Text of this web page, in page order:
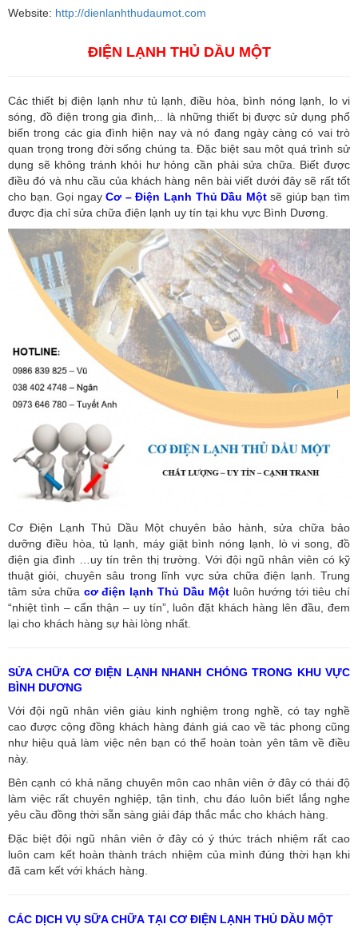
Website: http://dienlanhthudaumot.com
ĐIỆN LẠNH THỦ DẦU MỘT
Các thiết bị điện lạnh như tủ lạnh, điều hòa, bình nóng lạnh, lo vi
sóng, đồ điện trong gia đình,.. là những thiết bị được sử dụng phổ
biến trong các gia đình hiện nay và nó đang ngày càng có vai trò
quan trọng trong đời sống chúng ta. Đặc biệt sau một quá trình sử
dụng sẽ không tránh khỏi hư hỏng cần phải sửa chữa. Biết được
điều đó và nhu cầu của khách hàng nên bài viết dưới đây sẽ rất tốt
cho bạn. Gọi ngayCơ – Điện Lạnh Thủ Dầu Một sẽ giúp bạn tìm
được địa chỉ sửa chữa điện lạnh uy tín tại khu vực Bình Dương.
Cơ Điện Lạnh Thủ Dầu Một chuyên bảo hành, sửa chữa bảo
dưỡng điều hòa, tủ lạnh, máy giặt bình nóng lạnh, lò vi song, đồ
điện gia đình …uy tín trên thị trường. Với đội ngũ nhân viên có kỹ
thuật giỏi, chuyên sâu trong lĩnh vực sửa chữa điện lạnh. Trung
tâm sửa chữa cơ điện lạnh Thủ Dầu Mộtluôn hướng tới tiêu chí
“nhiệt tình – cẩn thận – uy tín”, luôn đặt khách hàng lên đầu, đem
lại cho khách hàng sự hài lòng nhất.
SỬA CHỮA CƠ ĐIỆN LẠNH NHANH CHÓNG TRONG KHU VỰC
BÌNH DƯƠNG
Với đội ngũ nhân viên giàu kinh nghiệm trong nghề, có tay nghề
cao được cộng đồng khách hàng đánh giá cao về tác phong cũng
như hiệu quả làm việc nên bạn có thể hoàn toàn yên tâm về điều
này.
Bên cạnh có khả năng chuyên môn cao nhân viên ở đây có thái độ
làm việc rất chuyên nghiệp, tận tình, chu đáo luôn biết lắng nghe
yêu cầu đồng thời sẵn sàng giải đáp thắc mắc cho khách hàng.
Đặc biệt đội ngũ nhân viên ở đây có ý thức trách nhiệm rất cao
luôn cam kết hoàn thành trách nhiệm của mình đúng thời hạn khi
đã cam kết với khách hàng.
CÁC DỊCH VỤ SỮA CHỮA TẠI CƠ ĐIỆN LẠNH THỦ DẦU MỘT